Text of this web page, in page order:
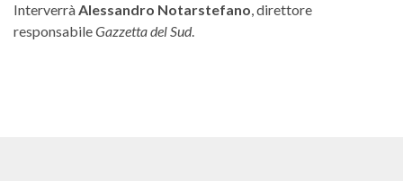
InterverràAlessandro Notarstefano, direttore
responsabileGazzetta del Sud.